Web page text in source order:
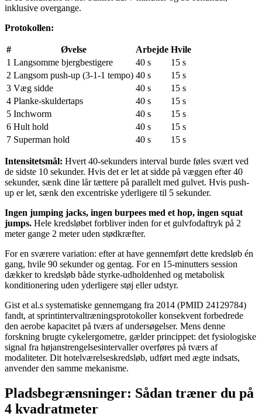
inklusive overgange.
Protokollen:
# Øvelse Arbejde Hvile
1 Langsomme bjergbestigere 40 s
15 s
2 Langsom push-up (3-1-1 tempo) 40 s
15 s
3 Væg sidde 40 s
15 s
4 Planke-skuldertaps 40 s
15 s
5 Inchworm 40 s
15 s
6 Hult hold 40 s
15 s
7 Superman hold 40 s 15 s
Intensitetsmål: Hvert 40-sekunders interval burde føles svært ved
de sidste 10 sekunder. Hvis det er let at sidde på væggen efter 40
sekunder, sænk dine lår tættere på parallelt med gulvet. Hvis push-
up er let, sænk den excentriske yderligere til 5 sekunder.
Ingen jumping jacks, ingen burpees med et hop, ingen squat
jumps. Hele kredsløbet forbliver inden for et gulvfodaftryk på 2
meter gange 2 meter uden stødkræfter.
For en sværere variation: efter at have gennemført dette kredsløb én
gang, hvile 90 sekunder og gentag. For en 15-minutters session
dækker to kredsløb både styrke-udholdenhed og metabolisk
konditionering uden yderligere støj eller udstyr.
Gist et al.s systematiske gennemgang fra 2014 (PMID 24129784)
fandt, at sprintintervaltræningsprotokoller konsekvent forbedrede
den aerobe kapacitet på tværs af undersøgelser. Mens denne
forskning brugte cykelergometre, gælder princippet: det fysiologiske
signal fra højanstrengelsesintervaller overføres på tværs af
modaliteter. Dit hotelværelseskredsløb, udført med ægte indsats,
anvender den samme mekanisme.
Pladsbegrænsninger: Sådan træner du på
4 kvadratmeter